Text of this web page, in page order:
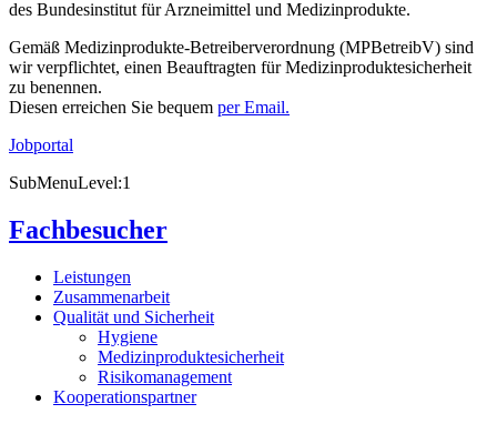
des Bundesinstitut für Arzneimittel und Medizinprodukte.
Gemäß Medizinprodukte-Betreiberverordnung (MPBetreibV) sind
wir verpflichtet, einen Beauftragten für Medizinproduktesicherheit
zu benennen.
Diesen erreichen Sie bequem per Email.
Jobportal
SubMenuLevel:1
Fachbesucher
Leistungen
Zusammenarbeit
Qualität und Sicherheit
Hygiene
Medizinproduktesicherheit
Risikomanagement
Kooperationspartner